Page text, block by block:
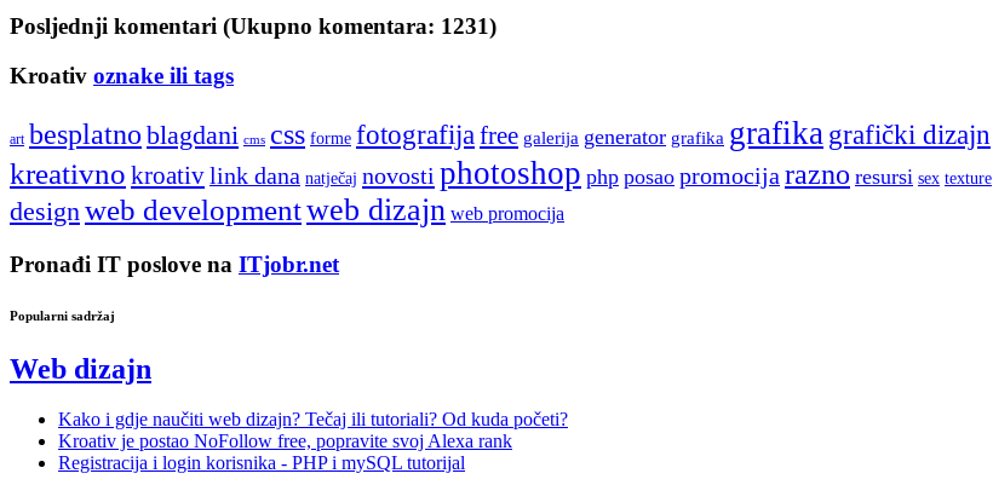
Posljednji komentari (Ukupno komentara: 1231)
Kroativ oznake ili tags
art besplatno blagdani cms css forme fotografija free galerija generator grafika grafika grafički dizajn
kreativno kroativlink dana natječaj novosti photoshop php posao promocija razno resursi sex texture
design web developmentweb dizajn web promocija
Pronađi IT poslove na ITjobr.net
Popularni sadržaj
Web dizajn
Kako i gdje naučiti web dizajn? Tečaj ili tutoriali? Od kuda početi?
Kroativ je postao NoFollow free, popravite svoj Alexa rank
Registracija i login korisnika - PHP i mySQL tutorijal